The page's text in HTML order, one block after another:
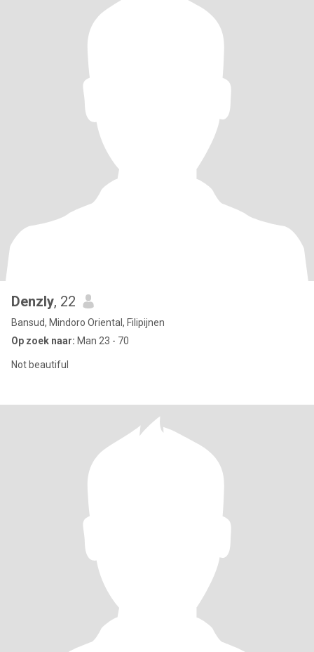
Denzly, 22
Bansud, Mindoro Oriental, Filipijnen
Op zoek naar: Man 23 - 70
Not beautiful